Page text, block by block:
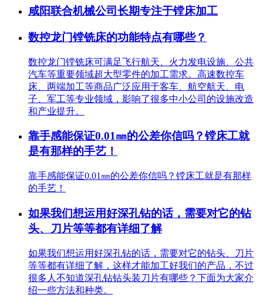
咸阳联合机械公司长期专注于镗床加工
数控龙门镗铣床的功能特点有哪些？
数控龙门镗铣床可满足飞行航天、火力发电设施、公共
汽车等重要领域超大型零件的加工需求。高速数控车
床、两端加工等商品广泛应用于客车、航空航天、电
子、军工等专业领域，影响了很多中小公司的设施改造
和产业提升。
靠手感能保证0.01㎜的公差你信吗？镗床工就
是有那样的手艺！
靠手感能保证0.01㎜的公差你信吗？镗床工就是有那样
的手艺！
如果我们想运用好深孔钻的话，需要对它的钻
头、刀片等等都有详细了解
如果我们想运用好深孔钻的话，需要对它的钻头、刀片
等等都有详细了解，这样才能加工好我们的产品，不过
很多人不知道深孔钻钻头装刀片有哪些？下面为大家介
绍一些方法和种类。